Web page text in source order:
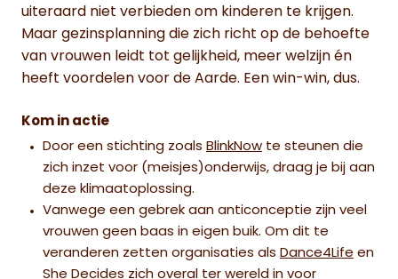
uiteraard niet verbieden om kinderen te krijgen.
Maar gezinsplanning die zich richt op de behoefte
van vrouwen leidt tot gelijkheid, meer welzijn én
heeft voordelen voor de Aarde. Een win-win, dus.
Kom in actie
Door een stichting zoals BlinkNow te steunen die
zich inzet voor (meisjes)onderwijs, draag je bij aan
deze klimaatoplossing.
Vanwege een gebrek aan anticonceptie zijn veel
vrouwen geen baas in eigen buik. Om dit te
veranderen zetten organisaties als Dance4Life en
She Decides zich overal ter wereld in voor